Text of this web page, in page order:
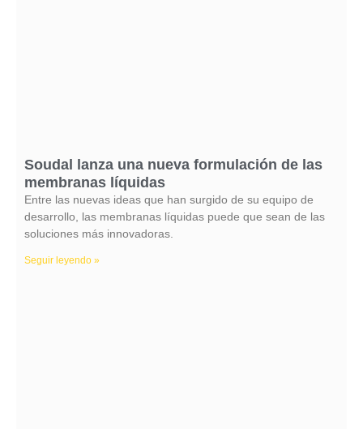
Soudal lanza una nueva formulación de las
membranas líquidas
Entre las nuevas ideas que han surgido de su equipo de
desarrollo, las membranas líquidas puede que sean de las
soluciones más innovadoras.
Seguir leyendo »